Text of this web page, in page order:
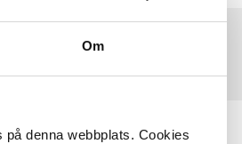
Om
denna webbplats. Cookies